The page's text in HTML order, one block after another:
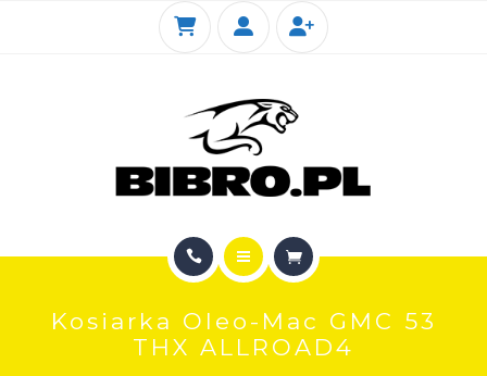
SKLEP INTERNETOWY
Kosiarka Oleo-Mac GMC 53
THX ALLROAD4